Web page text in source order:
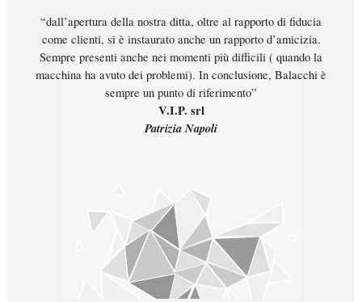
“dall’apertura della nostra ditta, oltre al rapporto di fiducia
come clienti, si è instaurato anche un rapporto d’amicizia.
Sempre presenti anche nei momenti più difficili ( quando la
macchina ha avuto dei problemi). In conclusione, Balacchi è
sempre un punto di riferimento”
V.I.P. srl
Patrizia Napoli